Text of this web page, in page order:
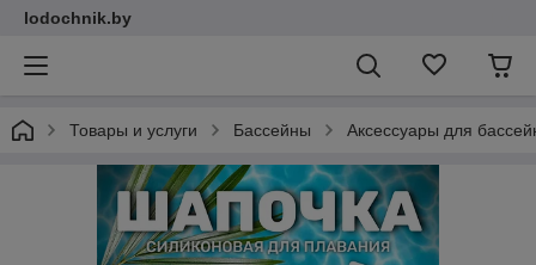
lodochnik.by
Товары и услуги Бассейны Аксессуары для